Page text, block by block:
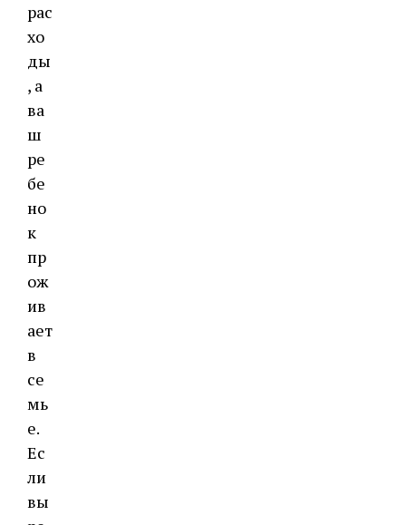
рас
хо
ды
, а
ва
ш
ре
бе
но
к
пр
ож
ив
ает
в
се
мь
е.
Ес
ли
вы